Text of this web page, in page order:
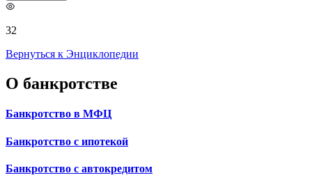
32
Вернуться к Энциклопедии
О банкротстве
Банкротство в МФЦ
Банкротство с ипотекой
Банкротство с автокредитом